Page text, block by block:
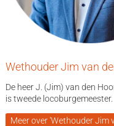
Wethouder Jim van
De heer J. (Jim) van den
is tweede locoburgemeester.
Meer over 'Wethouder Jim